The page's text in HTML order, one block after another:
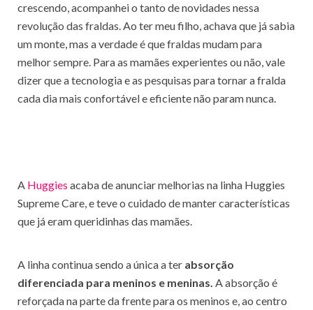
crescendo, acompanhei o tanto de novidades nessa
revolução das fraldas. Ao ter meu filho, achava que já sabia
um monte, mas a verdade é que fraldas mudam para
melhor sempre. Para as mamães experientes ou não, vale
dizer que a tecnologia e as pesquisas para tornar a fralda
cada dia mais confortável e eficiente não param nunca.
A Huggies acaba de anunciar melhorias na linha Huggies
Supreme Care, e teve o cuidado de manter características
que já eram queridinhas das mamães.
A linha continua sendo a única a ter absorção
diferenciada para meninos e meninas. A absorção é
reforçada na parte da frente para os meninos e, ao centro